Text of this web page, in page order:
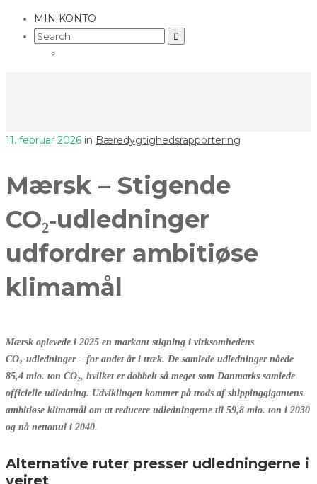
MIN KONTO
Search
11. februar 2026 in Bæredygtighedsrapportering
Mærsk – Stigende
CO₂‑udledninger
udfordrer ambitiøse
klimamål
Mærsk oplevede i 2025 en markant stigning i virksomhedens
CO₂‑udledninger – for andet år i træk. De samlede udledninger nåede
85,4 mio. ton CO₂, hvilket er dobbelt så meget som Danmarks samlede
officielle udledning. Udviklingen kommer på trods af shippinggigantens
ambitiøse klimamål om at reducere udledningerne til 59,8 mio. ton i 2030
og nå nettonul i 2040.
Alternative ruter presser udledningerne i
vejret